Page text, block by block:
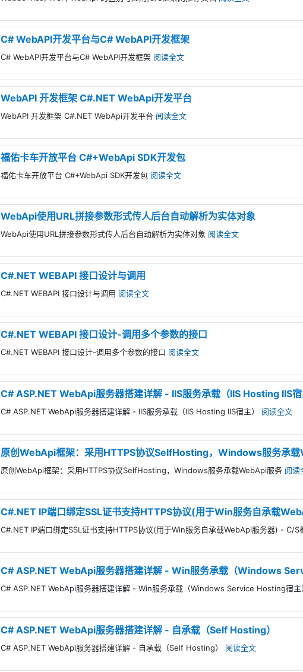
C# WebAPI开发平台与C# WebAPI开发框架
C# WebAPI开发平台与C# WebAPI开发框架 阅读全文
WebAPI 开发框架 C#.NET WebApi开发平台
WebAPI 开发框架 C#.NET WebApi开发平台 阅读全文
福佑卡车开放平台 C#+WebApi SDK开发包
福佑卡车开放平台 C#+WebApi SDK开发包 阅读全文
WebApi使用URL拼接参数形式传人后台自动解析为实体对象
WebApi使用URL拼接参数形式传人后台自动解析为实体对象 阅读全文
C#.NET WEBAPI 接口设计与调用
C#.NET WEBAPI 接口设计与调用 阅读全文
C#.NET WEBAPI 接口设计-调用多个参数的接口
C#.NET WEBAPI 接口设计-调用多个参数的接口 阅读全文
C# ASP.NET WebApi服务器搭建详解 - IIS服务承载（IIS Hosting IIS宿
C# ASP.NET WebApi服务器搭建详解 - IIS服务承载（IIS Hosting IIS宿主） 阅读全文
原创WebApi框架：采用HTTPS协议SelfHosting，Windows服务承
原创WebApi框架：采用HTTPS协议SelfHosting，Windows服务承载WebApi服务 阅读
C#.NET IP端口绑定SSL证书支持HTTPS协议(用于Win服务自承载
C#.NET IP端口绑定SSL证书支持HTTPS协议(用于Win服务自承载WebApi服务器) - C/S
C# ASP.NET WebApi服务器搭建详解 - Win服务承载（Windows
C# ASP.NET WebApi服务器搭建详解 - Win服务承载（Windows Service Hosting宿主
C# ASP.NET WebApi服务器搭建详解 - 自承载（Self Hosting）
C# ASP.NET WebApi服务器搭建详解 - 自承载（Self Hosting） 阅读全文